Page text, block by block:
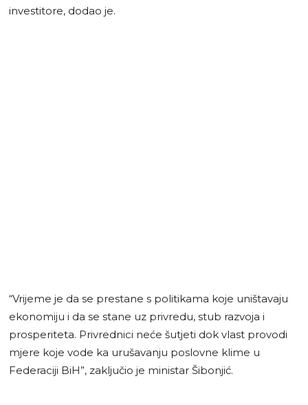
investitore, dodao je.
“Vrijeme je da se prestane s politikama koje uništavaju
ekonomiju i da se stane uz privredu, stub razvoja i
prosperiteta. Privrednici neće šutjeti dok vlast provodi
mjere koje vode ka urušavanju poslovne klime u
Federaciji BiH”, zaključio je ministar Šibonjić.